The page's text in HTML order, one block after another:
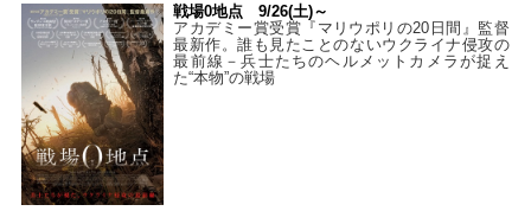
戦場0地点 9/26(土)～
アカデミー賞受賞『マリウポリの20日間』監督
最新作。誰も見たことのないウクライナ侵攻の
最前線－兵士たちのヘルメットカメラが捉え
た“本物”の戦場